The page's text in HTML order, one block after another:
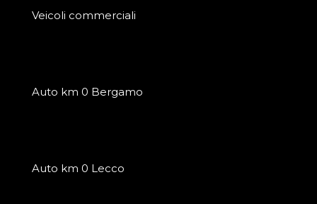
Veicoli commerciali
Auto km 0 Bergamo
Auto km 0 Lecco